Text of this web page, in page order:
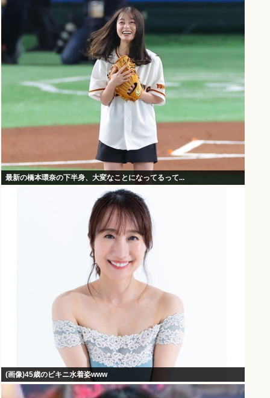
最新の橋本環奈の下半身、大変なことになってるって...
(画像)45歳のビキニ水着姿www